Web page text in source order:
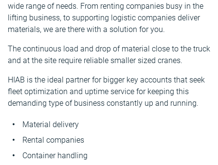
wide range of needs. From renting companies busy in the
lifting business, to supporting logistic companies deliver
materials, we are there with a solution for you.
The continuous load and drop of material close to the truck
and at the site require reliable smaller sized cranes.
HIAB is the ideal partner for bigger key accounts that seek
fleet optimization and uptime service for keeping this
demanding type of business constantly up and running.
Material delivery
Rental companies
Container handling